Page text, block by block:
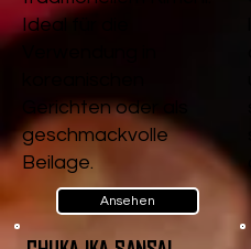
Ideal für die
Gerichten oder als
geschmackvolle
Beilage.
Ansehen